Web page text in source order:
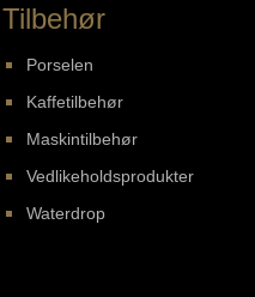
Tilbehør
Porselen
Kaffetilbehør
Maskintilbehør
Vedlikeholdsprodukter
Waterdrop